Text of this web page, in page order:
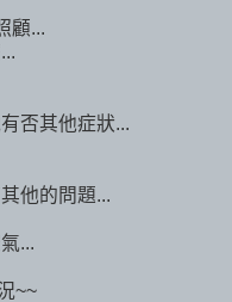
顧...
否其他症狀...
他的問題...
...
~~